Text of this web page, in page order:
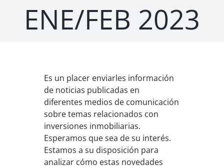
ENE/FEB 2023
Es un placer enviarles información
de noticias publicadas en
diferentes medios de comunicación
sobre temas relacionados con
inversiones inmobiliarias.
Esperamos que sea de su interés.
Estamos a su disposición para
analizar cómo estas novedades